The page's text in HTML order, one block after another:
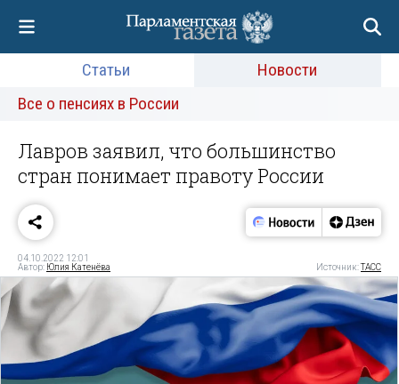
Статьи
Новости
Все о пенсиях в России
Лавров заявил, что большинство
стран понимает правоту России
04.10.2022 12:01
Автор: Юлия Катенёва Источник:ТАСС